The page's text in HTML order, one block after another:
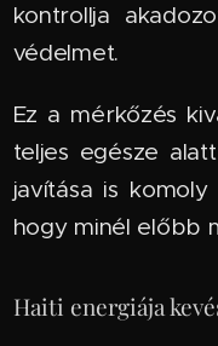
kontrollja
védelmet.
Ez a mérkőzés
teljes egésze
javítása is
hogy minél előbb
Haiti energiája